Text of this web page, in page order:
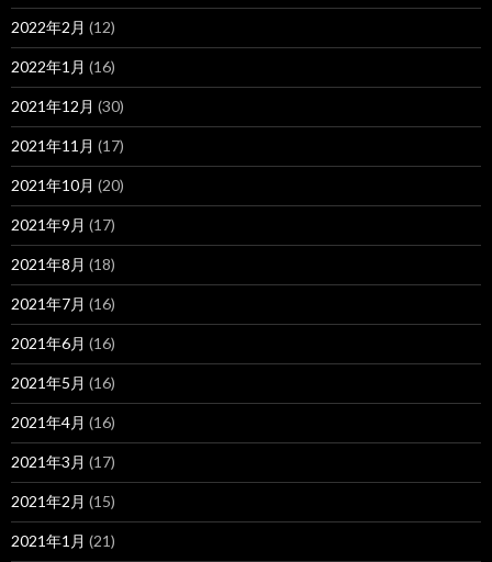
2022年2月 (12)
2022年1月 (16)
2021年12月 (30)
2021年11月 (17)
2021年10月 (20)
2021年9月 (17)
2021年8月 (18)
2021年7月 (16)
2021年6月 (16)
2021年5月 (16)
2021年4月 (16)
2021年3月 (17)
2021年2月 (15)
2021年1月 (21)